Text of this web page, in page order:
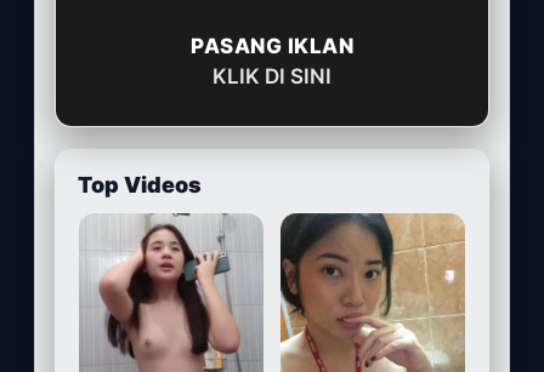
PASANG IKLAN
KLIK DI SINI
Top Videos